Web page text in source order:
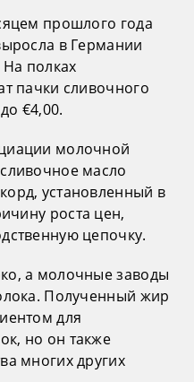
прошлого года
в Германии
полках
пачки сливочного
€4,00.
молочной
масло
установленный в
роста цен,
цепочку.
а молочные заводы
Полученный жир
для
но он также
многих других